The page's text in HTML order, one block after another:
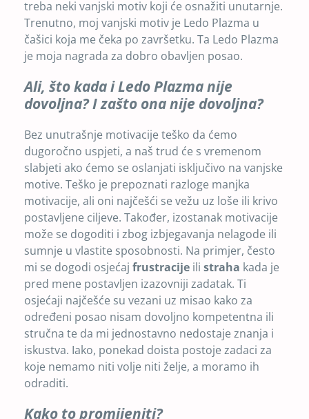
treba neki vanjski motiv koji će osnažiti unutarnje.
Trenutno, moj vanjski motiv je Ledo Plazma u
čašici koja me čeka po završetku. Ta Ledo Plazma
je moja nagrada za dobro obavljen posao.
Ali, što kada i Ledo Plazma nije
dovoljna? I zašto ona nije dovoljna?
Bez unutrašnje motivacije teško da ćemo
dugoročno uspjeti, a naš trud će s vremenom
slabjeti ako ćemo se oslanjati isključivo na vanjske
motive. Teško je prepoznati razloge manjka
motivacije, ali oni najčešći se vežu uz loše ili krivo
postavljene ciljeve. Također, izostanak motivacije
može se dogoditi i zbog izbjegavanja nelagode ili
sumnje u vlastite sposobnosti. Na primjer, često
mi se dogodi osjećaj frustracije ili straha kada je
pred mene postavljen izazovniji zadatak. Ti
osjećaji najčešće su vezani uz misao kako za
određeni posao nisam dovoljno kompetentna ili
stručna te da mi jednostavno nedostaje znanja i
iskustva. Iako, ponekad doista postoje zadaci za
koje nemamo niti volje niti želje, a moramo ih
odraditi.
Kako to promijeniti?